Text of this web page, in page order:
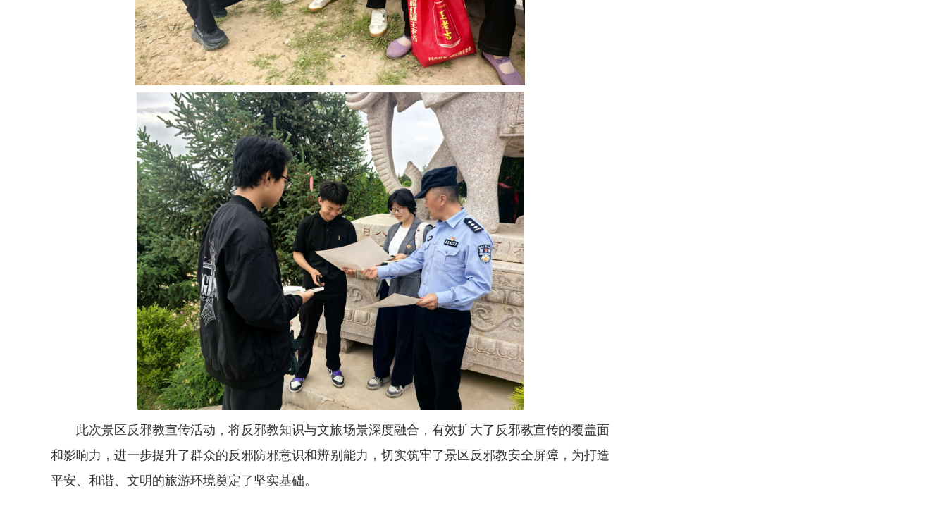
此次景区反邪教宣传活动，将反邪教知识与文旅场景深度融合，有效扩大了反邪教宣传的覆盖面
和影响力，进一步提升了群众的反邪防邪意识和辨别能力，切实筑牢了景区反邪教安全屏障，为打造
平安、和谐、文明的旅游环境奠定了坚实基础。